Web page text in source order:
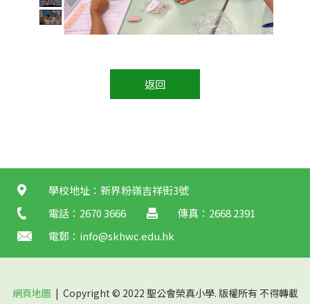
返回
學校地址：新界粉嶺吉祥街3號
電話：2670 3666
傳真：2668 2391
電郵： info@skhwc.edu.hk
網頁地圖 | Copyright © 2022 聖公會榮真小學. 版權所有 不得轉載